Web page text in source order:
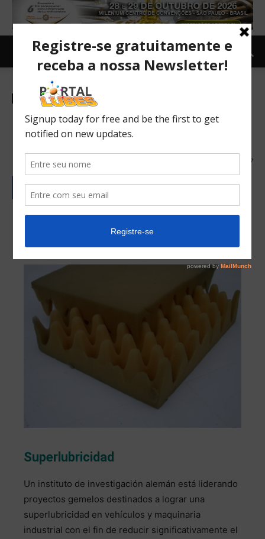
Newsletter-es
Los investigadores alemanes
buscan superlubricidad
18/10/2021 127
Español/Castellano
Superlubricidad
Un instituto de investigación alemán está liderando
proyectos gemelos destinados a lograr una
superlubricidad en vehículos y maquinaria
industrial con el fin de reducir significativamente el